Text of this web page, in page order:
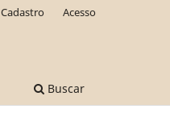
Buscar
Cadastro Acesso